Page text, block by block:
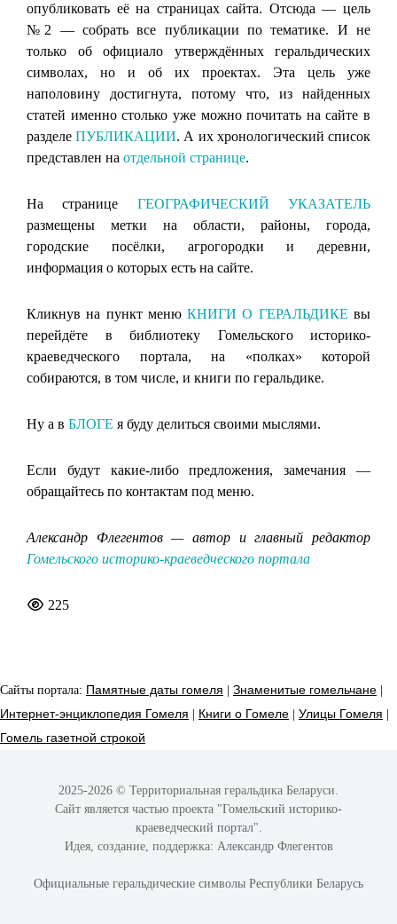
опубликовать её на страницах сайта. Отсюда — цель
№2 — собрать все публикации по тематике. И не
только об официало утверждённых геральдических
символах, но и об их проектах. Эта цель уже
наполовину достигнута, потому что, из найденных
статей именно столько уже можно почитать на сайте в
разделеПУБЛИКАЦИИ. А их хронологический список
представлен на отдельной странице.
На странице ГЕОГРАФИЧЕСКИЙ УКАЗАТЕЛЬ
размещены метки на области, районы, города,
городские посёлки, агрогородки и деревни,
информация о которых есть на сайте.
Кликнув на пункт менюКНИГИ О ГЕРАЛЬДИКЕ вы
перейдёте в библиотеку Гомельского историко-
краеведческого портала, на «полках» которой
собираются, в том числе, и книги по геральдике.
Ну а в БЛОГЕ я буду делиться своими мыслями.
Если будут какие-либо предложения, замечания —
обращайтесь по контактам под меню.
Александр Флегентов — автор и главный редактор
Гомельского историко-краеведческого портала
225
Сайты портала: Памятные даты гомеля | Знаменитые гомельчане |
Интернет-энциклопедия Гомеля | Книги о Гомеле | Улицы Гомеля |
Гомель газетной строкой
2025-2026 © Территориальная геральдика Беларуси.
Сайт является частью проекта "Гомельский историко-
краеведческий портал"
Идея, создание, поддержка: Александр Флегентов
Официальные геральдические символы Республики Беларусь